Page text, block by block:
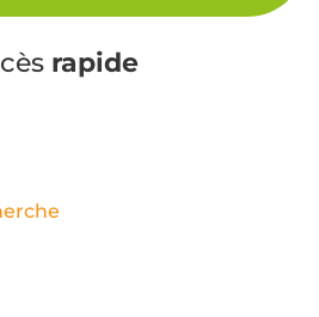
rapide